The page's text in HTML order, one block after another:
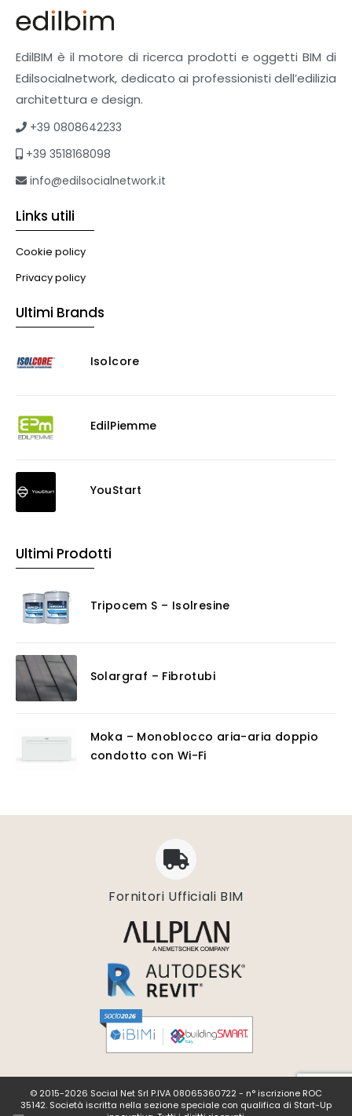
EdilBIM è il motore di ricerca prodotti e oggetti BIM di
Edilsocialnetwork, dedicato ai professionisti dell’edilizia
architettura e design.
+39 0808642233
+39 3518168098
info@edilsocialnetwork.it
Links utili
Cookie policy
Privacy policy
Ultimi Brands
Isolcore
EdilPiemme
YouStart
Ultimi Prodotti
Tripocem S – Isolresine
Solargraf – Fibrotubi
Moka – Monoblocco aria-aria doppio
condotto con Wi-Fi
Fornitori Ufficiali BIM
© 2015-2026 Social Net Srl P.IVA 08065360722 - n° iscrizione ROC
35142. Società iscritta nella sezione speciale con qualifica di Start-Up